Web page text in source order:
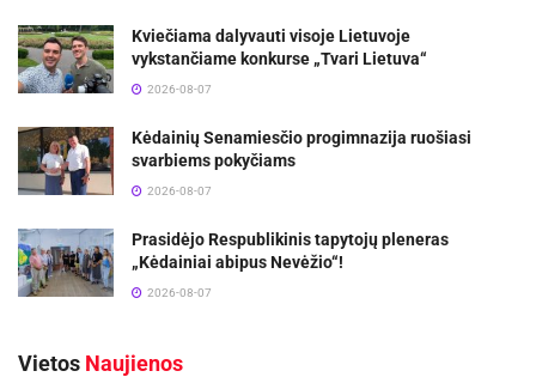
Kviečiama dalyvauti visoje Lietuvoje
vykstančiame konkurse „Tvari Lietuva“
2026-08-07
Kėdainių Senamiesčio progimnazija ruošiasi
svarbiems pokyčiams
2026-08-07
Prasidėjo Respublikinis tapytojų pleneras
„Kėdainiai abipus Nevėžio“!
2026-08-07
Vietos Naujienos